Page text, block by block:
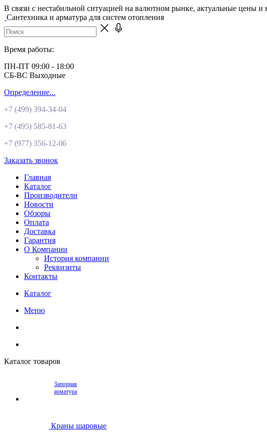
В связи с нестабильной ситуацией на валютном рынке, актуальные цены и
Сантехника и арматура для систем отопления
Время работы:
ПН-ПТ 09:00 - 18:00
СБ-ВС Выходные
Определение...
+7 (499) 394-34-04
+7 (495) 585-81-63
+7 (977) 356-12-06
Заказать звонок
Главная
Каталог
Производители
Новости
Обзоры
Оплата
Доставка
Гарантия
О Компании
История компании
Реквизиты
Контакты
Каталог
Меню
Каталог товаров
Запорная
арматура
Краны шаровые